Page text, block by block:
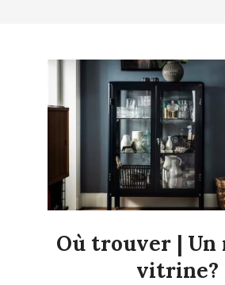
LIVING
Où trouver | Un
vitrine?